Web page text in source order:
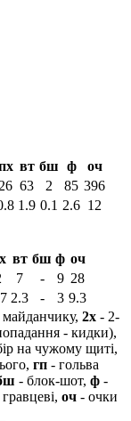
вт бш ф
оч
26 63 2 85 396
1.9 0.1 2.6 12
вт бш ф оч
7 - 9 28
2.3 - 3 9.3
майданчику, 2х - 2-
- кидки),
на чужому щиті,
гп - гольва
- блок-шот, ф -
оч - очки